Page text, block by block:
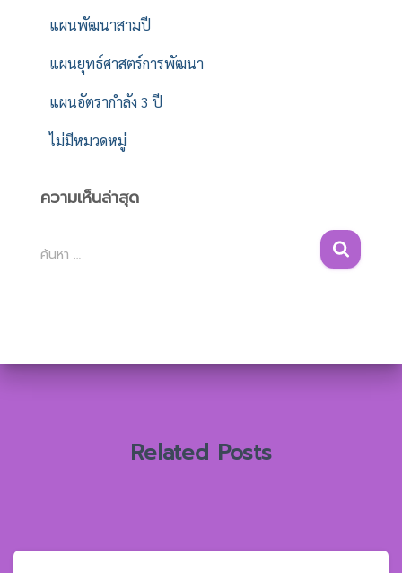
แผนพัฒนาสามปี
แผนยุทธ์ศาสตร์การพัฒนา
แผนอัตรากำลัง 3 ปี
ไม่มีหมวดหมู่
ความเห็นล่าสุด
ค้
น
ห
ค้นหา …
Related Posts